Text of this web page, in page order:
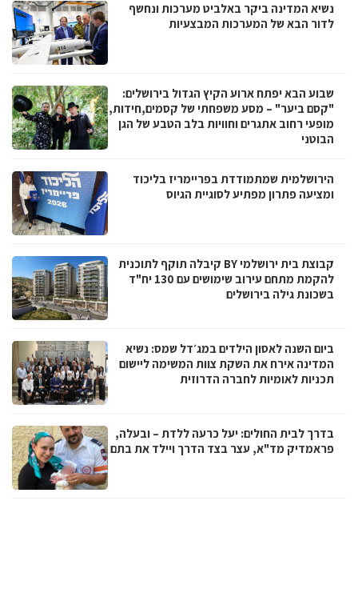
נשיא המדינה ביקר באלביט מערכות ונחשף
לדור הבא של המערכות המבצעיות
שבוע הבא יפתח ארוע הקיץ הגדול בירושלים:
"קסם ביער" – מסע משפחתי של קסמים,חידות,
מופעי רחוב אתגרים וחוויות בלב הטבע של הגן
הבוטני
הירושלמית שמתמודדת בפריימריז בליכוד
ומציעה פתרון מפתיע לסוגיית הגיוס
קבוצת בית ירושלמי BY קיבלה תוקף לתוכנית
להקמת מתחם עירוב שימושים עם 130 יח"ד
בשכונת גילה בירושלים
ביום השנה לאסון הילדים במג׳דל שמס: נשיא
המדינה אירח את השקת צוות המשימה ליישום
תכניות לאומיות לחברה הדרוזית
בדרך לבית החולים: יעל כרעה ללדת – ובעלה,
פראמדיק מד"א, עצר בצד הדרך ויילד את בתם